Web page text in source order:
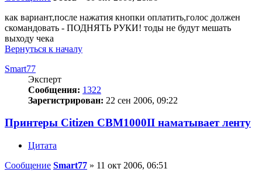
как вариант,после нажатия кнопки оплатить,голос должен
скомандовать - ПОДНЯТЬ РУКИ! тоды не будут мешать
выходу чека
Вернуться к началу
Smart77
Эксперт
Сообщения: 1322
Зарегистрирован: 22 сен 2006, 09:22
Принтеры Citizen CBM1000II наматывает ленту
Цитата
Сообщение Smart77 » 11 окт 2006, 06:51